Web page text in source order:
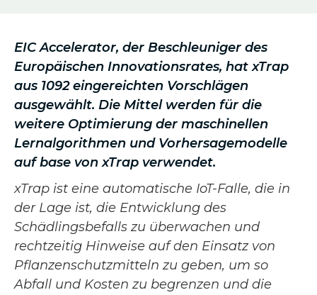
EIC Accelerator, der Beschleuniger des
Europäischen Innovationsrates, hat xTrap
aus 1092 eingereichten Vorschlägen
ausgewählt. Die Mittel werden für die
weitere Optimierung der maschinellen
Lernalgorithmen und Vorhersagemodelle
auf base von xTrap verwendet.
xTrap ist eine automatische IoT-Falle, die in
der Lage ist, die Entwicklung des
Schädlingsbefalls zu überwachen und
rechtzeitig Hinweise auf den Einsatz von
Pflanzenschutzmitteln zu geben, um so
Abfall und Kosten zu begrenzen und die